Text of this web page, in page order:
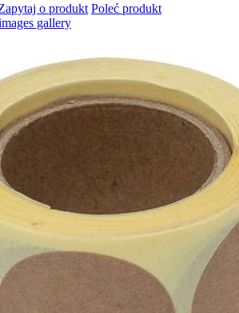
o produkt Poleć produkt
gallery